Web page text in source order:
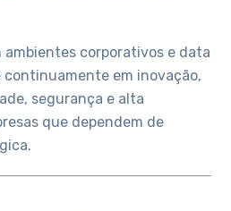
corporativos e data
continuamente em inovação,
segurança e alta
que dependem de